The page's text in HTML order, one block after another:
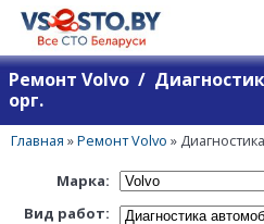
Ремонт Volvo /
орг.
Главная »Ремонт Volvo »
Марка:
Вид работ: